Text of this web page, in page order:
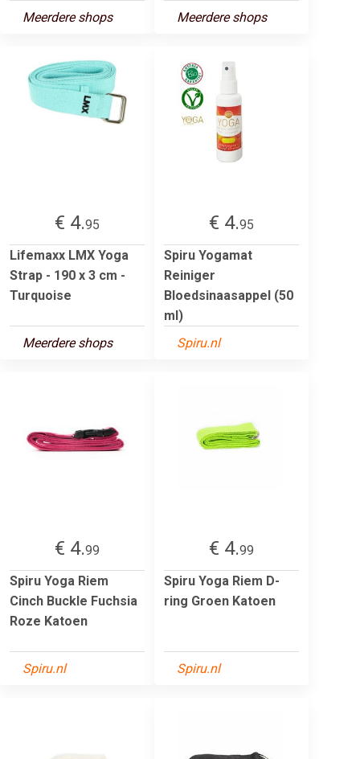
Meerdere shops Meerdere shops
€ 4.95
Lifemaxx LMX Yoga
Strap - 190 x 3 cm -
Turquoise
Meerdere shops
€ 4.95
Spiru Yogamat
Reiniger
Bloedsinaasappel (50
ml)
Spiru.nl
€ 4.99
Spiru Yoga Riem
Cinch Buckle Fuchsia
Roze Katoen
Spiru.nl
€ 4.99
Spiru Yoga Riem D-
ring Groen Katoen
Spiru.nl